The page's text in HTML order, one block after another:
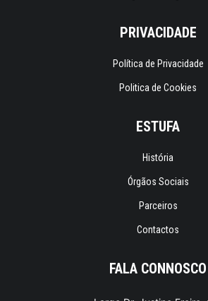
PRIVACIDADE
Política de Privacidade
Politica de Cookies
ESTUFA
História
Órgãos Sociais
Parceiros
Contactos
FALA CONNOSCO